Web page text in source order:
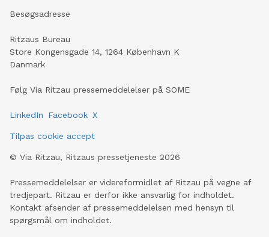
Besøgsadresse
Ritzaus Bureau
Store Kongensgade 14, 1264 København K
Danmark
Følg Via Ritzau pressemeddelelser på SOME
LinkedIn Facebook X
Tilpas cookie accept
© Via Ritzau, Ritzaus pressetjeneste 2026
Pressemeddelelser er videreformidlet af Ritzau på vegne af
tredjepart. Ritzau er derfor ikke ansvarlig for indholdet.
Kontakt afsender af pressemeddelelsen med hensyn til
spørgsmål om indholdet.